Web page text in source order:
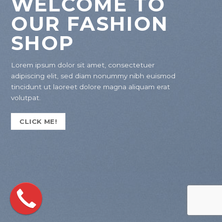
OUR FASHION
SHOP
Lorem ipsum dolor sit amet, consectetuer
adipiscing elit, sed diam nonummy nibh euismod
tincidunt ut laoreet dolore magna aliquam erat
volutpat.
CLICK ME!